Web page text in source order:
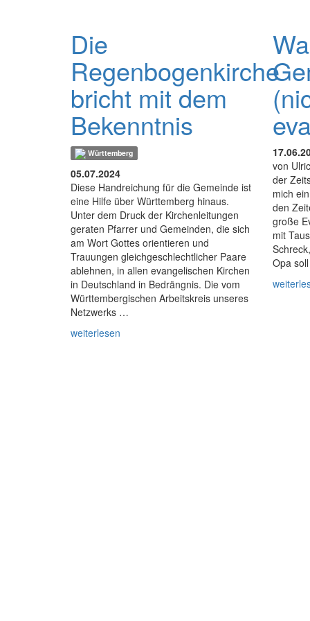
Die
Regenbogenkirche
bricht mit dem
Bekenntnis
Württemberg
05.07.2024
Diese Handreichung für die Gemeinde ist
eine Hilfe über Württemberg hinaus.
Unter dem Druck der Kirchenleitungen
geraten Pfarrer und Gemeinden, die sich
am Wort Gottes orientieren und
Trauungen gleichgeschlechtlicher Paare
ablehnen, in allen evangelischen Kirchen
in Deutschland in Bedrängnis. Die vom
Württembergischen Arbeitskreis unseres
Netzwerks …
weiterlesen
von
der
mich
den
große
mit
Opa